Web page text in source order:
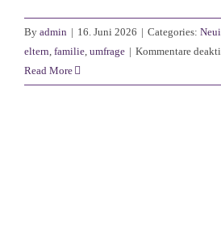
By admin | 16. Juni 2026 | Categories:
eltern, familie, umfrage | Kommentare
Read More